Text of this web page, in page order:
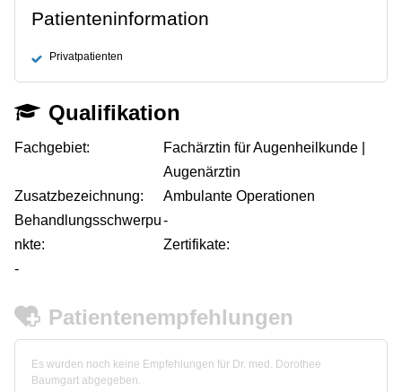
Patienteninformation
Privatpatienten
Qualifikation
Fachgebiet:
Fachärztin für Augenheilkunde |
Augenärztin
Zusatzbezeichnung:
Ambulante Operationen
Behandlungsschwerpu
nkte:
-
Zertifikate:
-
Patientenempfehlungen
Es wurden noch keine Empfehlungen für Dr. med. Dorothee
Baumgart abgegeben.